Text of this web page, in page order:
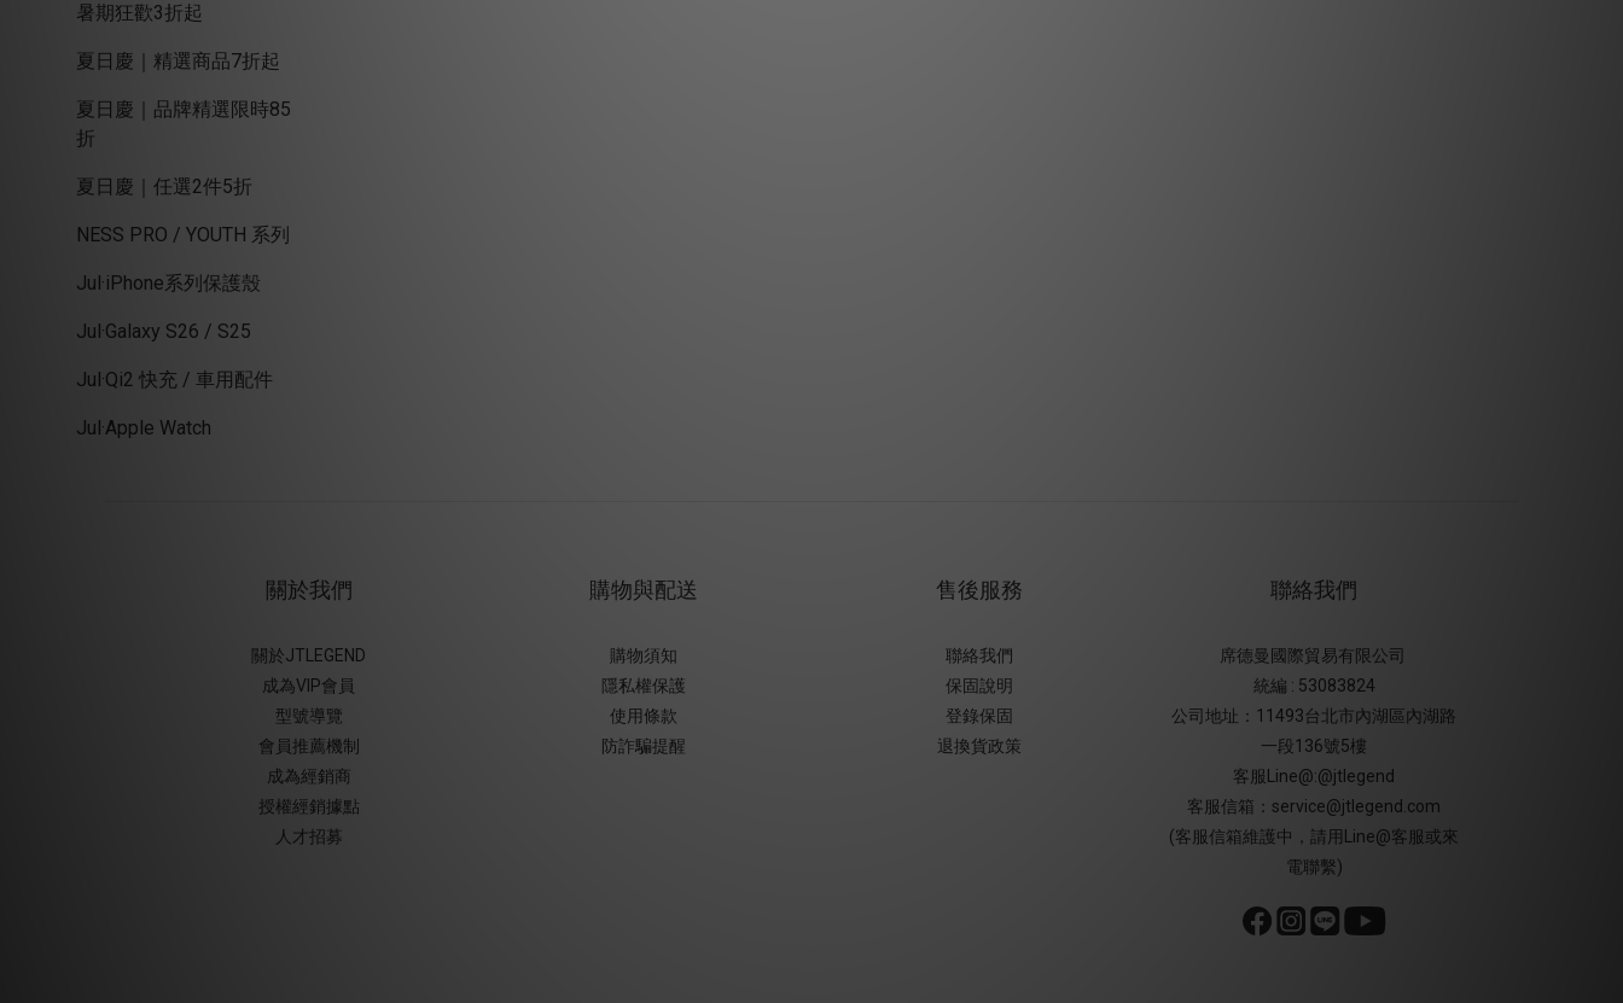
暑期狂歡3折起
夏日慶｜精選商品7折起
夏日慶｜品牌精選限時85
折
夏日慶｜任選2件5折
NESS PRO / YOUTH 系列
Jul·iPhone系列保護殼
Jul·Galaxy S26 / S25
Jul·Qi2 快充 / 車用配件
Jul·Apple Watch
關於我們
關於JTLEGEND
成為VIP會員
型號導覽
會員推薦機制
成為經銷商
授權經銷據點
人才招募
購物與配送
購物須知
隱私權保護
使用條款
防詐騙提醒
售後服務
聯絡我們
保固說明
登錄保固
退換貨政策
聯絡我們
席德曼國際貿易有限公司
統編 : 53083824
公司地址：11493台北市內湖區內湖路
一段136號5樓
客服Line@:@jtlegend
客服信箱：service@jtlegend.com
(客服信箱維護中，請用Line@客服或來
電聯繫)